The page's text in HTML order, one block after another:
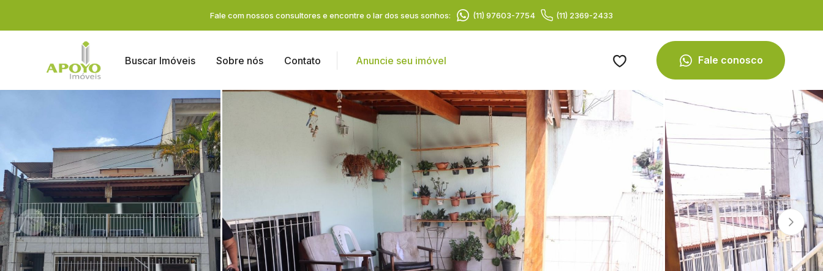
Fale com nossos consultores e encontre o lar dos seus sonhos: (11) 97603-7754 (11) 2369-2433
Buscar Imóveis Sobre nós Contato Anuncie seu imóvel Fale conosco